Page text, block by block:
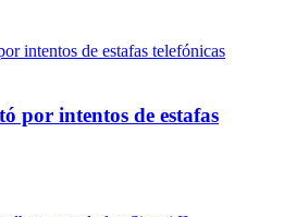
por intentos de estafas